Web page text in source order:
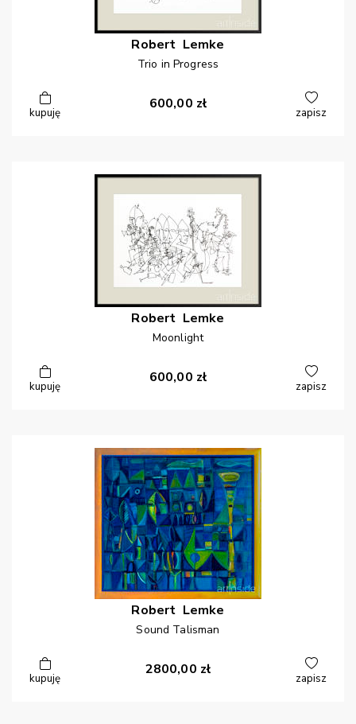
Robert Lemke
Trio in Progress
kupuję
600,00 zł
zapisz
Robert Lemke
Moonlight
kupuję
600,00 zł
zapisz
Robert Lemke
Sound Talisman
kupuję
2800,00 zł
zapisz